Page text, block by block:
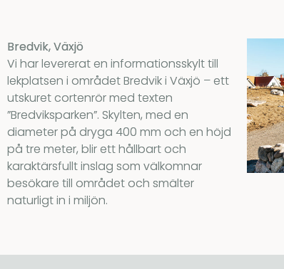
Bredvik, Växjö
Vi har levererat en informationsskylt till
lekplatsen i området Bredvik i Växjö – ett
utskuret cortenrör med texten
”Bredviksparken”. Skylten, med en
diameter på dryga 400 mm och en höjd
på tre meter, blir ett hållbart och
karaktärsfullt inslag som välkomnar
besökare till området och smälter
naturligt in i miljön.